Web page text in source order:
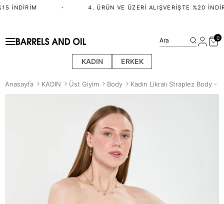
İNDIRIM 4. ÜRÜN VE ÜZERI ALIŞVERIŞTE %20
KADIN ERKEK
Ara 0
Anasayfa KADIN Üst Giyim Body Kadın Likralı Straplez Body -